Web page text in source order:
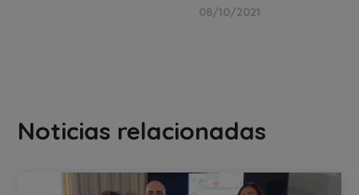
08/10/2021
Noticias relacionadas